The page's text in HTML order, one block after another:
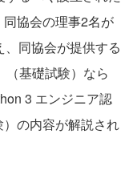
協会の理事2名が
同協会が提供する
（基礎試験）なら
3 エンジニア認
の内容が解説され